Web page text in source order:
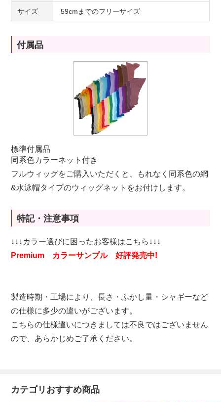
サイズ 59cmまでのフリーサイズ
付属品
標準付属品
同系色カラーネット付き
フルウィッグをご購入いただくと、もれなく同系色の網
&水泳帽タイプのウィッグネットをお付けします。
特記・注意事項
↓↓↓カラー選びに困ったお客様はこちら↓↓↓
Premium カラーサンプル 好評発売中!
製造時期・工場により、長さ・ふかし量・シャギーなど
の仕様に多少の違いがございます。
こちらの仕様違いにつきましては不良ではございません
ので、あらかじめご了承ください。
カテゴリおすすめ商品